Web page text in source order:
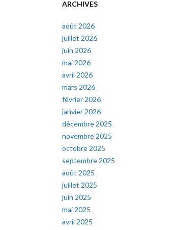
ARCHIVES
août 2026
juillet 2026
juin 2026
mai 2026
avril 2026
mars 2026
février 2026
janvier 2026
décembre 2025
novembre 2025
octobre 2025
septembre 2025
août 2025
juillet 2025
juin 2025
mai 2025
avril 2025